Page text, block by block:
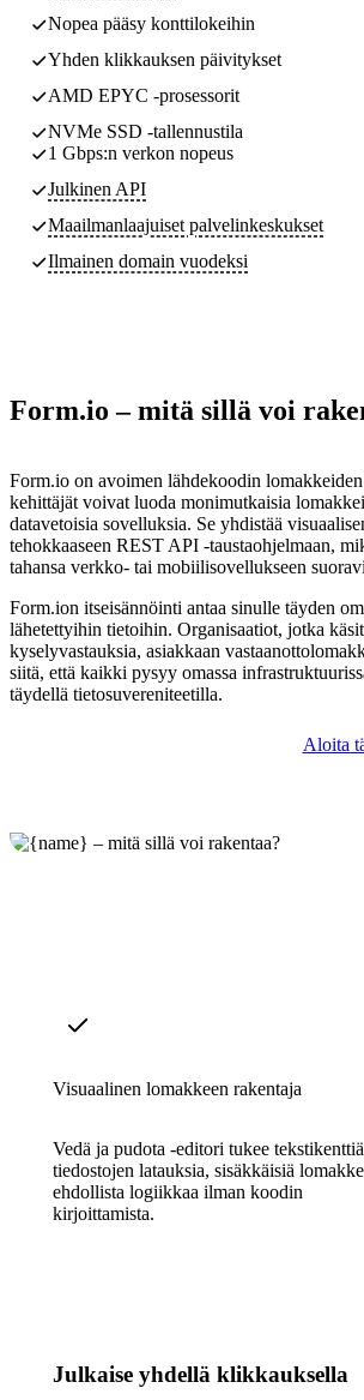
Nopea pääsy konttilokeihin
Yhden klikkauksen päivitykset
AMD EPYC -prosessorit
NVMe SSD -tallennustila
1 Gbps:n verkon nopeus
Julkinen API
Maailmanlaajuiset palvelinkeskukset
Ilmainen domain vuodeksi
Form.io – mitä sillä voi
Form.io on avoimen lähdekoodin
kehittäjät voivat luoda monimutkaisia
datavetoisia sovelluksia. Se yhdistää
tehokkaaseen REST API -taustaohjelmaan,
tahansa verkko- tai mobiilisovellukseen
Form.ion itseisännöinti antaa sinulle täyden
lähetettyihin tietoihin. Organisaatiot, jotka
kyselyvastauksia, asiakkaan
siitä, että kaikki pysyy omassa
täydellä tietosuvereniteetilla.
Aloita
Visuaalinen lomakkeen rakentaja
Vedä ja pudota -editori tukee
tiedostojen latauksia, sisäkkäisiä
ehdollista logiikkaa ilman koodin
kirjoittamista.
Julkaise yhdellä klikkauksella